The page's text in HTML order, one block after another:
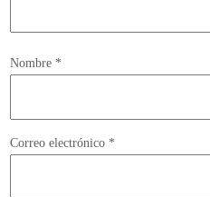
Nombre *
Correo electrónico *